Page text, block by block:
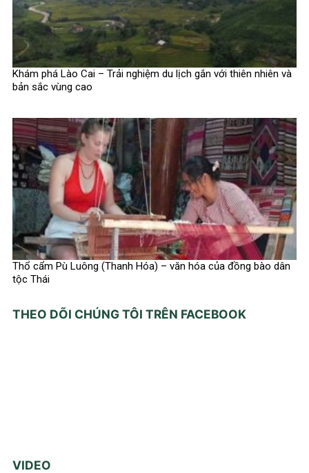
Khám phá Lào Cai – Trải nghiệm du lịch gắn với thiên nhiên và
bản sắc vùng cao
Thổ cẩm Pù Luông (Thanh Hóa) – văn hóa của đồng bào dân
tộc Thái
THEO DÕI CHÚNG TÔI TRÊN FACEBOOK
VIDEO